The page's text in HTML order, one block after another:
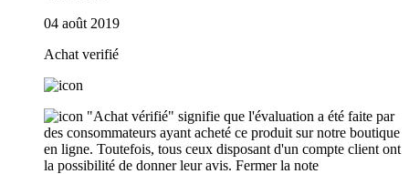
04 août 2019
Achat verifié
"Achat vérifié" signifie que l'évaluation a été faite par
des consommateurs ayant acheté ce produit sur notre boutique
en ligne. Toutefois, tous ceux disposant d'un compte client ont
la possibilité de donner leur avis. Fermer la note